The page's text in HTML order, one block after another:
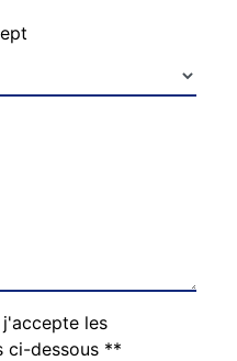
les
ci-dessous **